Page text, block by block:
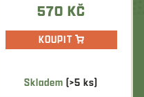
Skladem(>5 ks)
570 KČ
KOUPIT